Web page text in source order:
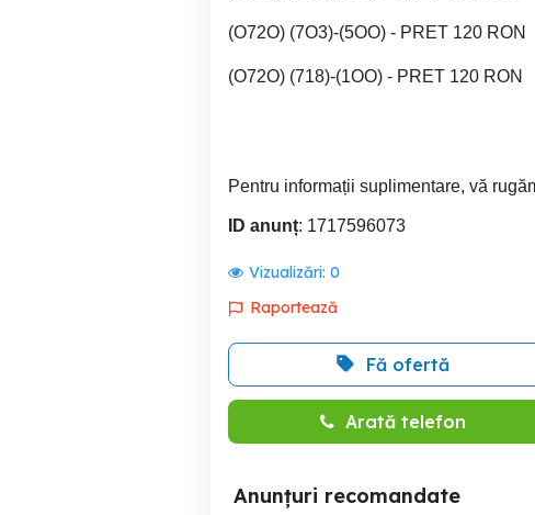
(O72O) (7O3)-(5OO) - PRET 120 RON
(O72O) (718)-(1OO) - PRET 120 RON
Pentru informații suplimentare, vă
ID anunț: 1717596073
Vizualizări: 0
Raportează
Fă ofertă
Arată telefon
Anunțuri recomandate